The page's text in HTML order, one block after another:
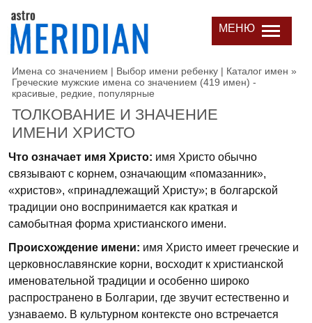
МЕНЮ
Имена со значением | Выбор имени ребенку | Каталог имен »
Греческие мужские имена со значением (419 имен) -
красивые, редкие, популярные
ТОЛКОВАНИЕ И ЗНАЧЕНИЕ
ИМЕНИ ХРИСТО
Что означает имя Христо: имя Христо обычно
связывают с корнем, означающим «помазанник»,
«христов», «принадлежащий Христу»; в болгарской
традиции оно воспринимается как краткая и
самобытная форма христианского имени.
Происхождение имени: имя Христо имеет греческие и
церковнославянские корни, восходит к христианской
именовательной традиции и особенно широко
распространено в Болгарии, где звучит естественно и
узнаваемо. В культурном контексте оно встречается